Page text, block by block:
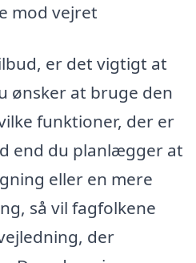
mod vejret
er det vigtigt at
ønsker at bruge den
funktioner, der er
end du planlægger at
eller en mere
så vil fagfolkene
der